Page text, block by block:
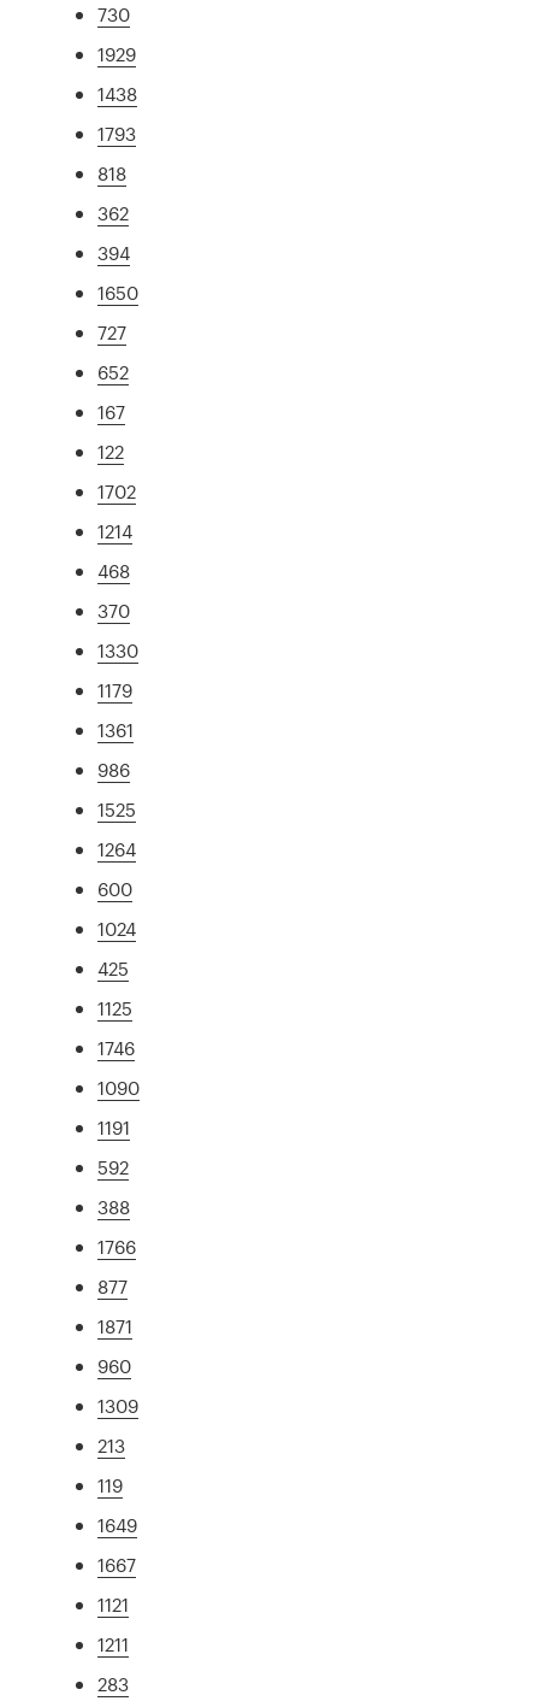
730
1929
1438
1793
818
362
394
1650
727
652
167
122
1702
1214
468
370
1330
1179
1361
986
1525
1264
600
1024
425
1125
1746
1090
1191
592
388
1766
877
1871
960
1309
213
119
1649
1667
1121
1211
283